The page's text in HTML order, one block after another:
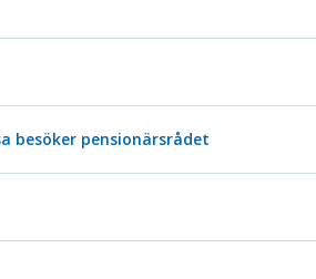
besöker pensionärsrådet